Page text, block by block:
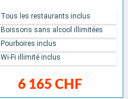
6 165 CHF
Tous les restaurants inclus
Boissons sans alcool illimitées
Pourboires inclus
Wi-Fi illimité inclus